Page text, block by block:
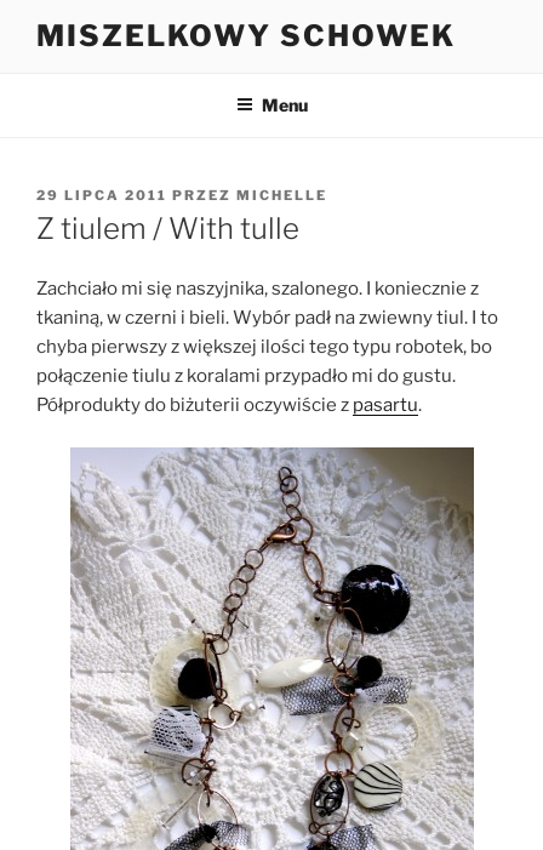
MISZELKOWY SCHOWEK
Menu
OPUBLIKOWANE
W
29 LIPCA 2011 PRZEZ MICHELLE
Z tiulem / With tulle
Zachciało mi się naszyjnika, szalonego. I koniecznie z
tkaniną, w czerni i bieli. Wybór padł na zwiewny tiul. I to
chyba pierwszy z większej ilości tego typu robotek, bo
połączenie tiulu z koralami przypadło mi do gustu.
Półprodukty do biżuterii oczywiście z pasartu.